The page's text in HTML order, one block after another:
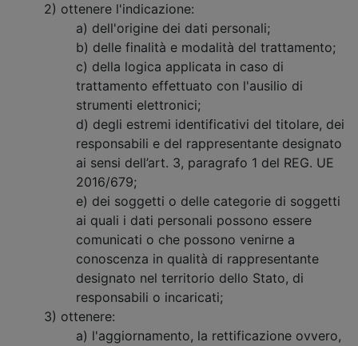
2) ottenere l'indicazione:
a) dell'origine dei dati personali;
b) delle finalità e modalità del trattamento;
c) della logica applicata in caso di
trattamento effettuato con l'ausilio di
strumenti elettronici;
d) degli estremi identificativi del titolare, dei
responsabili e del rappresentante designato
ai sensi dell’art. 3, paragrafo 1 del REG. UE
2016/679;
e) dei soggetti o delle categorie di soggetti
ai quali i dati personali possono essere
comunicati o che possono venirne a
conoscenza in qualità di rappresentante
designato nel territorio dello Stato, di
responsabili o incaricati;
3) ottenere:
a) l'aggiornamento, la rettificazione ovvero,